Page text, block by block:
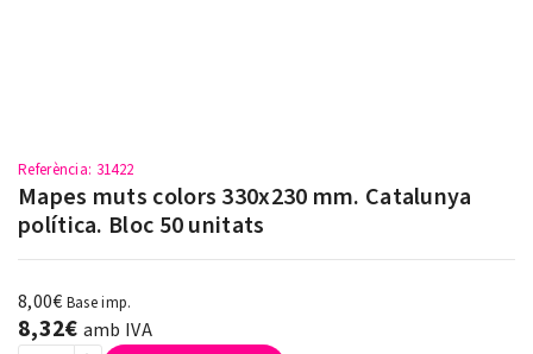
Referència: 31422
Mapes muts colors 330x230 mm. Catalunya
política. Bloc 50 unitats
8,00€ Base imp.
8,32€ amb IVA